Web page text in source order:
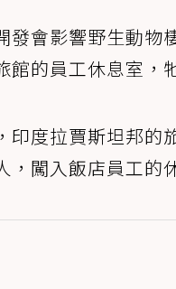
發會影響野生動物
館的員工休息室，
印度拉賈斯坦邦的
，闖入飯店員工的